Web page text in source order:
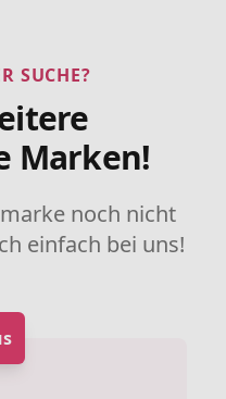
SUCHE?
Marken!
noch nicht
einfach bei uns!